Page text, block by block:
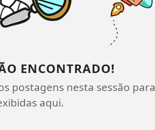
ENCONTRADO!
postagens nesta sessão para
aqui.